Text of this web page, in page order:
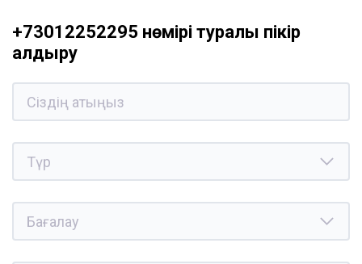
+73012252295 нөмірі туралы пікір
қалдыру